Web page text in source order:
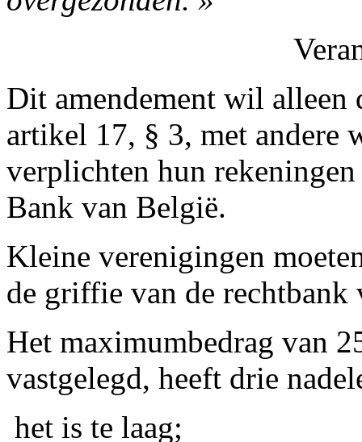
Dit amendement wil alleen
artikel 17, § 3, met andere
verplichten hun
Bank van België.
Kleine verenigingen
de griffie van de rechtbank
Het maximumbedrag van
vastgelegd, heeft drie
­ het is te laag;